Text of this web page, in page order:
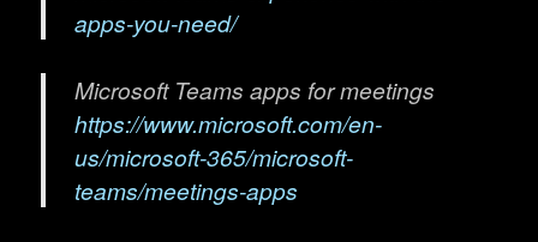
apps-you-need/
Microsoft Teams apps for meetings
https://www.microsoft.com/en-
us/microsoft-365/microsoft-
teams/meetings-apps